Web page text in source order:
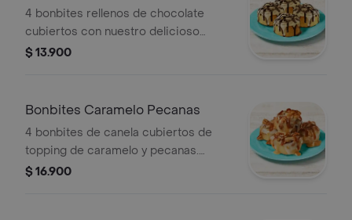
4 bonbites rellenos de chocolate
cubiertos con nuestro delicioso
frosting y salsa de chocolate.
$ 13.900
Bonbites Caramelo Pecanas
4 bonbites de canela cubiertos de
topping de caramelo y pecanas.
Recuerda calentar en microondas 10
$ 16.900